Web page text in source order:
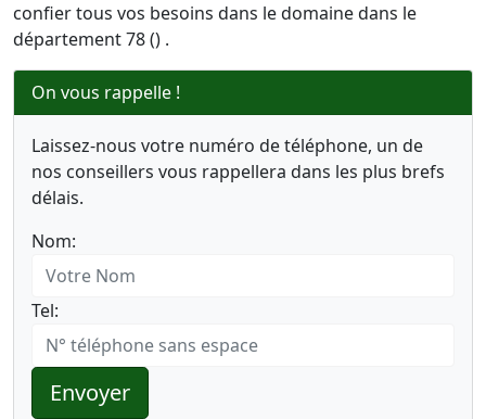
confier tous vos besoins dans le domaine dans le
département 78 () .
On vous rappelle !
Laissez-nous votre numéro de téléphone, un de
nos conseillers vous rappellera dans les plus brefs
délais.
Nom:
Tel:
Envoyer